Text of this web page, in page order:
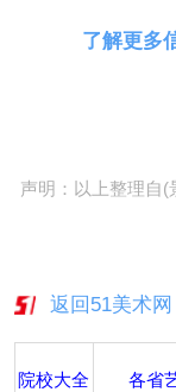
了解更多
声明：以上整理自
返回51美术
院校大全 各省